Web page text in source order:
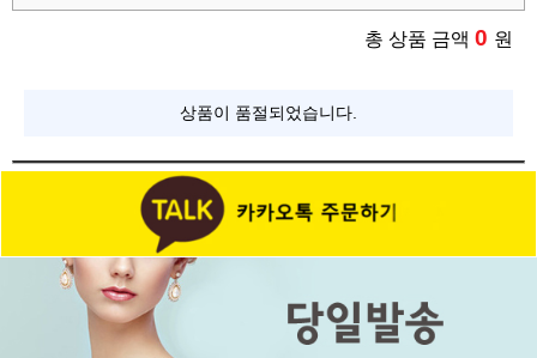
총 상품 금액 0 원
상품이 품절되었습니다.